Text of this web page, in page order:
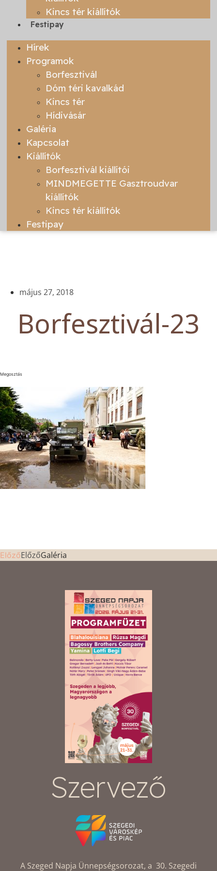
Kincs tér kiállítók
Festipay
Hírek
Programok
Borfesztivál
Dóm téri kavalkád
Kincs tér
Hídivásár
Galéria
Kapcsolat
Kiállítók
Borfesztivál kiállítói
MINDMEGETTE Gasztroudvar
kiállítók
Kincs tér kiállítók
Festipay
május 27, 2018
Borfesztivál-23
Megosztás
ElőzőElőzőGaléria
Szervező
A Szeged Napja Ünnepségsorozat, a 30. Szegedi